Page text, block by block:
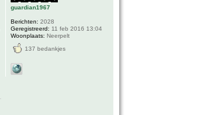
guardian1967
Berichten: 2028
Geregistreerd: 11 feb 2016 13:04
Woonplaats: Neerpelt
137 bedankjes